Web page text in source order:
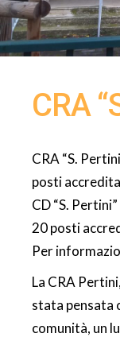
CRA
CRA “S.
posti
CD “S.
20 posti
Per
La CRA
stata pensata
comunità, un